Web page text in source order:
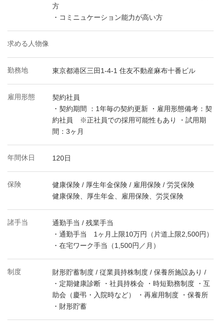
方
・コミニュケーション能力が高い方
求める人物像
勤務地 東京都港区三田1-4-1 住友不動産麻布十番ビル
雇用形態
契約社員
・契約期間 ：1年毎の契約更新 ・雇用形態備考：契
約社員 ※正社員での採用可能性もあり ・試用期
間：3ヶ月
年間休日 120日
保険
健康保険 / 厚生年金保険 / 雇用保険 / 労災保険
健康保険、厚生年金、雇用保険、労災保険
諸手当
通勤手当 / 残業手当
・通勤手当 1ヶ月上限10万円（片道上限2,500円）
・在宅ワーク手当（1,500円／月）
制度
財形貯蓄制度 / 従業員持株制度 / 保養所施設あり /
・定期健康診断 ・社員持株会 ・時短勤務制度 ・互
助会（慶弔・入院時など） ・再雇用制度 ・保養所
・財形貯蓄